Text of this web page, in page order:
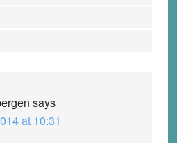
says
at 10:31